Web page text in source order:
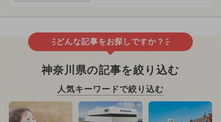
どんな記事をお探しですか？
神奈川県の記事を絞り込む
人気キーワードで絞り込む